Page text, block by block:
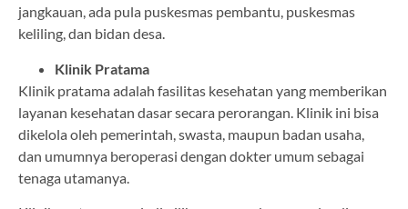
jangkauan, ada pula puskesmas pembantu, puskesmas
keliling, dan bidan desa.
Klinik Pratama
Klinik pratama adalah fasilitas kesehatan yang memberikan
layanan kesehatan dasar secara perorangan. Klinik ini bisa
dikelola oleh pemerintah, swasta, maupun badan usaha,
dan umumnya beroperasi dengan dokter umum sebagai
tenaga utamanya.